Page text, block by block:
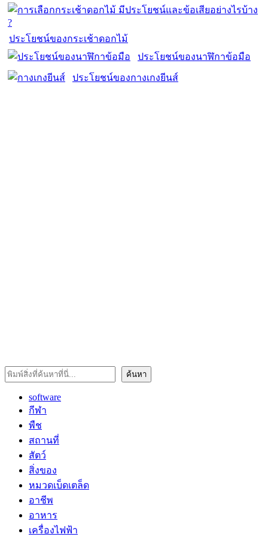
ประโยชน์ของกระเช้าดอกไม้
ประโยชน์ของนาฬิกาข้อมือ
ประโยชน์ของกางเกงยีนส์
ค้นหา ค้นหา
software
กีฬา
พืช
สถานที่
สัตว์
สิ่งของ
หมวดเบ็ดเตล็ด
อาชีพ
อาหาร
เครื่องไฟฟ้า